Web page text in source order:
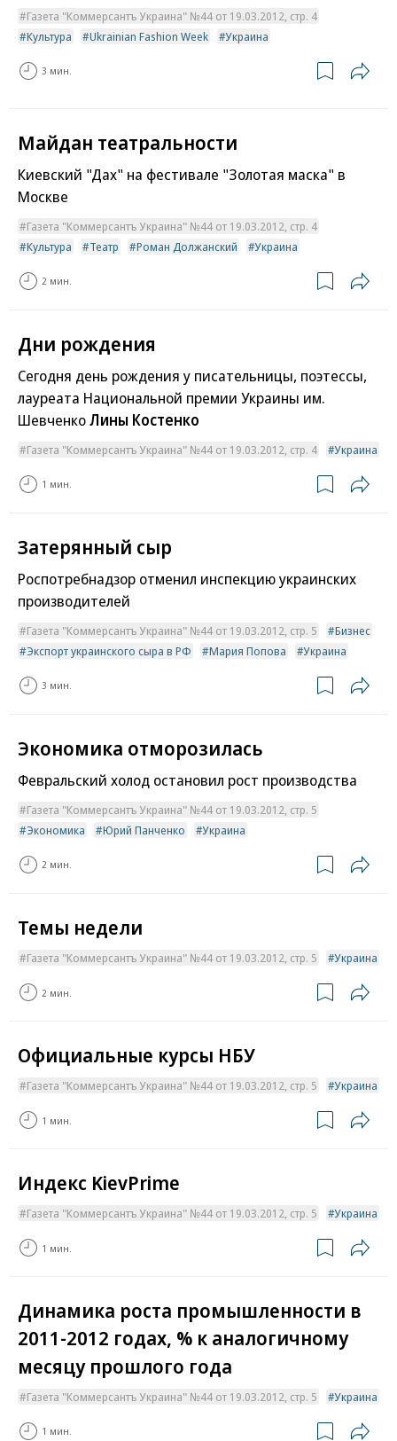
Газета "Коммерсантъ Украина" №44 от 19.03.2012, стр. 4
Культура
Ukrainian Fashion Week Украина
3 мин.
Майдан театральности
Киевский "Дах" на фестивале "Золотая маска" в
Москве
Газета "Коммерсантъ Украина" №44 от 19.03.2012, стр. 4
Культура
Театр Роман Должанский Украина
2 мин.
Дни рождения
Сегодня день рождения у писательницы, поэтессы,
лауреата Национальной премии Украины им.
ШевченкоЛины Костенко
Газета "Коммерсантъ Украина" №44 от 19.03.2012, стр. 4 Украина
1 мин.
Затерянный сыр
Роспотребнадзор отменил инспекцию украинских
производителей
Газета "Коммерсантъ Украина" №44 от 19.03.2012, стр. 5
Бизнес
Экспорт украинского сыра в РФ
Мария Попова Украина
3 мин.
Экономика отморозилась
Февральский холод остановил рост производства
Газета "Коммерсантъ Украина" №44 от 19.03.2012, стр. 5
Экономика
Юрий Панченко Украина
2 мин.
Темы недели
Газета "Коммерсантъ Украина" №44 от 19.03.2012, стр. 5 Украина
2 мин.
Официальные курсы НБУ
Газета "Коммерсантъ Украина" №44 от 19.03.2012, стр. 5 Украина
1 мин.
Индекс KievPrime
Газета "Коммерсантъ Украина" №44 от 19.03.2012, стр. 5 Украина
1 мин.
Динамика роста промышленности в
2011-2012 годах, % к аналогичному
месяцу прошлого года
Газета "Коммерсантъ Украина" №44 от 19.03.2012, стр. 5 Украина
1 мин.